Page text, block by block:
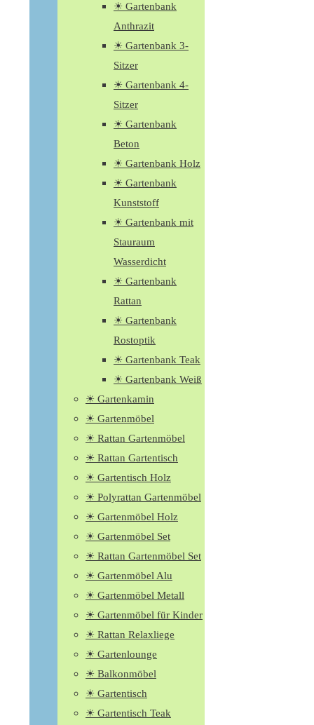
☀ Gartenbank
Anthrazit
☀ Gartenbank 3-
Sitzer
☀ Gartenbank 4-
Sitzer
☀ Gartenbank
Beton
☀ Gartenbank Holz
☀ Gartenbank
Kunststoff
☀ Gartenbank mit
Stauraum
Wasserdicht
☀ Gartenbank
Rattan
☀ Gartenbank
Rostoptik
☀ Gartenbank Teak
☀ Gartenbank Weiß
☀ Gartenkamin
☀ Gartenmöbel
☀ Rattan Gartenmöbel
☀ Rattan Gartentisch
☀ Gartentisch Holz
☀ Polyrattan Gartenmöbel
☀ Gartenmöbel Holz
☀ Gartenmöbel Set
☀ Rattan Gartenmöbel Set
☀ Gartenmöbel Alu
☀ Gartenmöbel Metall
☀ Gartenmöbel für Kinder
☀ Rattan Relaxliege
☀ Gartenlounge
☀ Balkonmöbel
☀ Gartentisch
☀ Gartentisch Teak